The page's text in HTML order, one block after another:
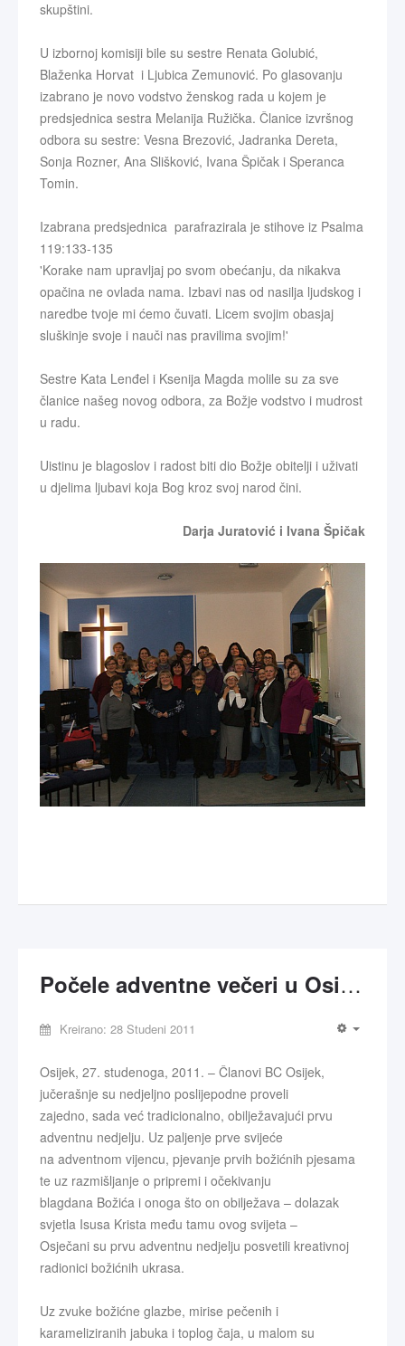
skupštini.
U izbornoj komisiji bile su sestre Renata Golubić,
Blaženka Horvat i Ljubica Zemunović. Po glasovanju
izabrano je novo vodstvo ženskog rada u kojem je
predsjednica sestra Melanija Ružička. Članice izvršnog
odbora su sestre: Vesna Brezović, Jadranka Dereta,
Sonja Rozner, Ana Slišković, Ivana Špičak i Speranca
Tomin.
Izabrana predsjednica parafrazirala je stihove iz Psalma
119:133-135
'Korake nam upravljaj po svom obećanju, da nikakva
opačina ne ovlada nama. Izbavi nas od nasilja ljudskog i
naredbe tvoje mi ćemo čuvati. Licem svojim obasjaj
sluškinje svoje i nauči nas pravilima svojim!'
Sestre Kata Lenđel i Ksenija Magda molile su za sve
članice našeg novog odbora, za Božje vodstvo i mudrost
u radu.
Uistinu je blagoslov i radost biti dio Božje obitelji i uživati
u djelima ljubavi koja Bog kroz svoj narod čini.
Darja Juratović i Ivana Špičak
Počele adventne večeri u Osijeku
Kreirano: 28 Studeni 2011
Osijek, 27. studenoga, 2011. – Članovi BC Osijek,
jučerašnje su nedjeljno poslijepodne proveli
zajedno, sada već tradicionalno, obilježavajući prvu
adventnu nedjelju. Uz paljenje prve svijeće
na adventnom vijencu, pjevanje prvih božićnih pjesama
te uz razmišljanje o pripremi i očekivanju
blagdana Božića i onoga što on obilježava – dolazak
svjetla Isusa Krista među tamu ovog svijeta –
Osječani su prvu adventnu nedjelju posvetili kreativnoj
radionici božićnih ukrasa.
Uz zvuke božićne glazbe, mirise pečenih i
karameliziranih jabuka i toplog čaja, u malom su